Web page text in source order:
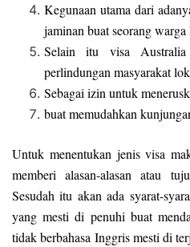
Kegunaan utama dari
jaminan buat seorang
Selain itu visa
perlindungan masyarakat
Sebagai izin untuk
buat memudahkan
Untuk menentukan jenis visa
memberi alasan-alasan atau
Sesudah itu akan ada syarat-
yang mesti di penuhi buat
tidak berbahasa Inggris mesti di